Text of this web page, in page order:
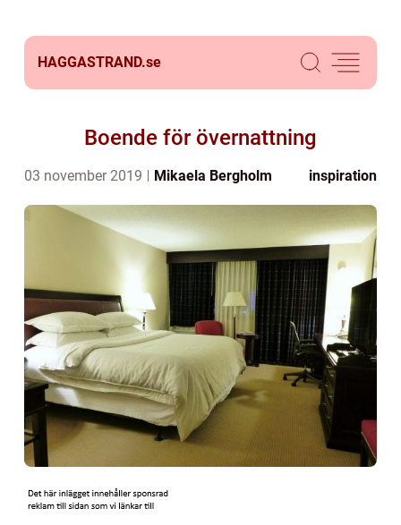
HAGGASTRAND.se
Boende för övernattning
03 november 2019 Mikaela Bergholm inspiration